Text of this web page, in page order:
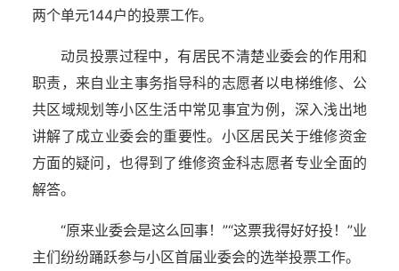
两个单元144户的投票工作。
动员投票过程中，有居民不清楚业委会的作用和
职责，来自业主事务指导科的志愿者以电梯维修、公
共区域规划等小区生活中常见事宜为例，深入浅出地
讲解了成立业委会的重要性。小区居民关于维修资金
方面的疑问，也得到了维修资金科志愿者专业全面的
解答。
“原来业委会是这么回事！”“这票我得好好投！”业
主们纷纷踊跃参与小区首届业委会的选举投票工作。